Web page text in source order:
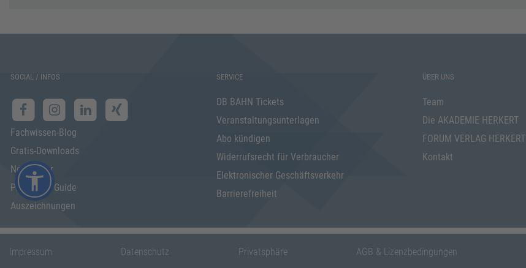
SOCIAL / INFOS
Fachwissen-Blog
Gratis-Downloads
Newsletter
Programm Guide
Auszeichnungen
SERVICE
DB BAHN Tickets
Veranstaltungsunterlagen
Abo kündigen
Widerrufsrecht für Verbraucher
Elektronischer Geschäftsverkehr
Barrierefreiheit
ÜBER UNS
Team
Die AKADEMIE HERKERT
FORUM VERLAG HERKERT
Kontakt
Impressum Datenschutz Privatsphäre AGB & Lizenzbedingungen